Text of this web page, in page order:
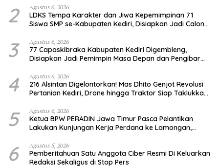
2 Agustus 6, 2026
LDKS Tempa Karakter dan Jiwa Kepemimpinan 71
Siswa SMP se-Kabupaten Kediri, Disiapkan Jadi Calon
3 Agustus 6, 2026
77 Capaskibraka Kabupaten Kediri Digembleng,
Disiapkan Jadi Pemimpin Masa Depan dan Pengibar
4 Agustus 6, 2026
216 Alsintan Digelontorkan! Mas Dhito Genjot Revolusi
Pertanian Kediri, Drone hingga Traktor Siap Taklukkan
5 Agustus 6, 2026
Ketua BPW PERADIN Jawa Timur Pasca Pelantikan
Lakukan Kunjungan Kerja Perdana ke Lamongan,
6 Agustus 5, 2026
Pemberitahuan Satu Anggota Ciber Resmi Di Keluarkan
Redaksi Sekaligus di Stop Pers